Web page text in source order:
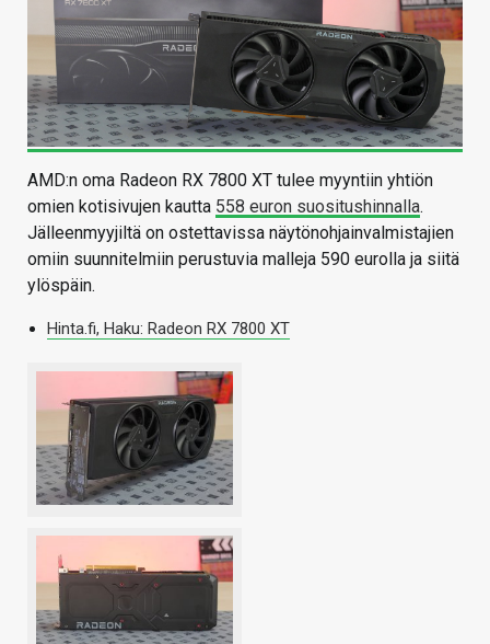
AMD:n oma Radeon RX 7800 XT tulee myyntiin yhtiön
omien kotisivujen kautta 558 euron suositushinnalla.
Jälleenmyyjiltä on ostettavissa näytönohjainvalmistajien
omiin suunnitelmiin perustuvia malleja 590 eurolla ja siitä
ylöspäin.
Hinta.fi, Haku: Radeon RX 7800 XT